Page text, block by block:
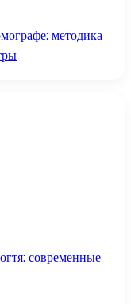
методика
современные